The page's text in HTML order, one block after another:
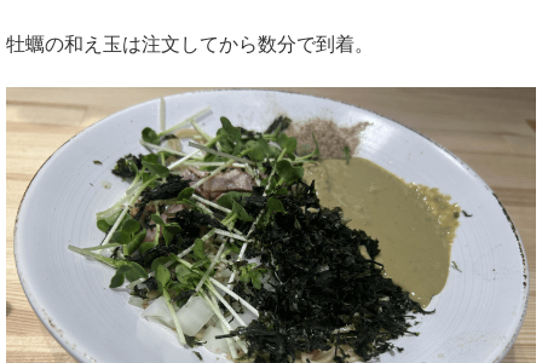
牡蠣の和え玉は注文してから数分で到着。